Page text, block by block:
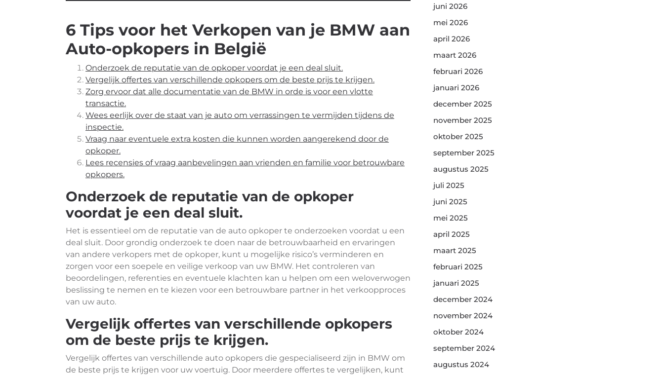
6 Tips voor het Verkopen van je BMW aan
Auto-opkopers in België
Onderzoek de reputatie van de opkoper voordat je een deal sluit.
Vergelijk offertes van verschillende opkopers om de beste prijs te krijgen.
Zorg ervoor dat alle documentatie van de BMW in orde is voor een vlotte
transactie.
Wees eerlijk over de staat van je auto om verrassingen te vermijden tijdens de
inspectie.
Vraag naar eventuele extra kosten die kunnen worden aangerekend door de
opkoper.
Lees recensies of vraag aanbevelingen aan vrienden en familie voor betrouwbare
opkopers.
Onderzoek de reputatie van de opkoper
voordat je een deal sluit.
Het is essentieel om de reputatie van de auto opkoper te onderzoeken voordat u een
deal sluit. Door grondig onderzoek te doen naar de betrouwbaarheid en ervaringen
van andere verkopers met de opkoper, kunt u mogelijke risico’s verminderen en
zorgen voor een soepele en veilige verkoop van uw BMW. Het controleren van
beoordelingen, referenties en eventuele klachten kan u helpen om een weloverwogen
beslissing te nemen en te kiezen voor een betrouwbare partner in het verkoopproces
van uw auto.
Vergelijk offertes van verschillende opkopers
om de beste prijs te krijgen.
Vergelijk offertes van verschillende auto opkopers die gespecialiseerd zijn in BMW om
de beste prijs te krijgen voor uw voertuig. Door meerdere offertes te vergelijken, kunt
juni 2026
mei 2026
april 2026
maart 2026
februari 2026
januari 2026
december 2025
november 2025
oktober 2025
september 2025
augustus 2025
juli 2025
juni 2025
mei 2025
april 2025
maart 2025
februari 2025
januari 2025
december 2024
november 2024
oktober 2024
september 2024
augustus 2024